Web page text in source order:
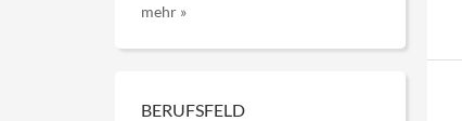
mehr »
BERUFSFELD